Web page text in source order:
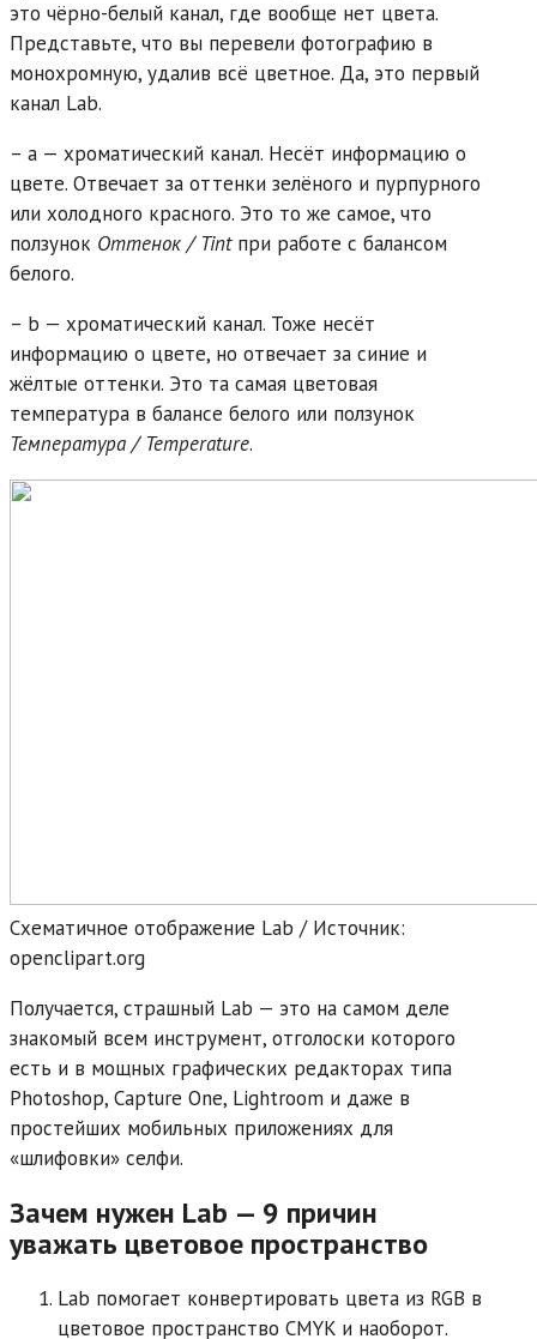
это чёрно-белый канал, где вообще нет цвета.
Представьте, что вы перевели фотографию в
монохромную, удалив всё цветное. Да, это первый
канал Lab.
– a — хроматический канал. Несёт информацию о
цвете. Отвечает за оттенки зелёного и пурпурного
или холодного красного. Это то же самое, что
ползунок Оттенок / Tint при работе с балансом
белого.
– b — хроматический канал. Тоже несёт
информацию о цвете, но отвечает за синие и
жёлтые оттенки. Это та самая цветовая
температура в балансе белого или ползунок
Температура / Temperature.
Схематичное отображение Lab / Источник:
openclipart.org
Получается, страшный Lab — это на самом деле
знакомый всем инструмент, отголоски которого
есть и в мощных графических редакторах типа
Photoshop, Capture One, Lightroom и даже в
простейших мобильных приложениях для
«шлифовки» селфи.
Зачем нужен Lab — 9 причин
уважать цветовое пространство
Lab помогает конвертировать цвета из RGB в
цветовое пространство CMYK и наоборот.